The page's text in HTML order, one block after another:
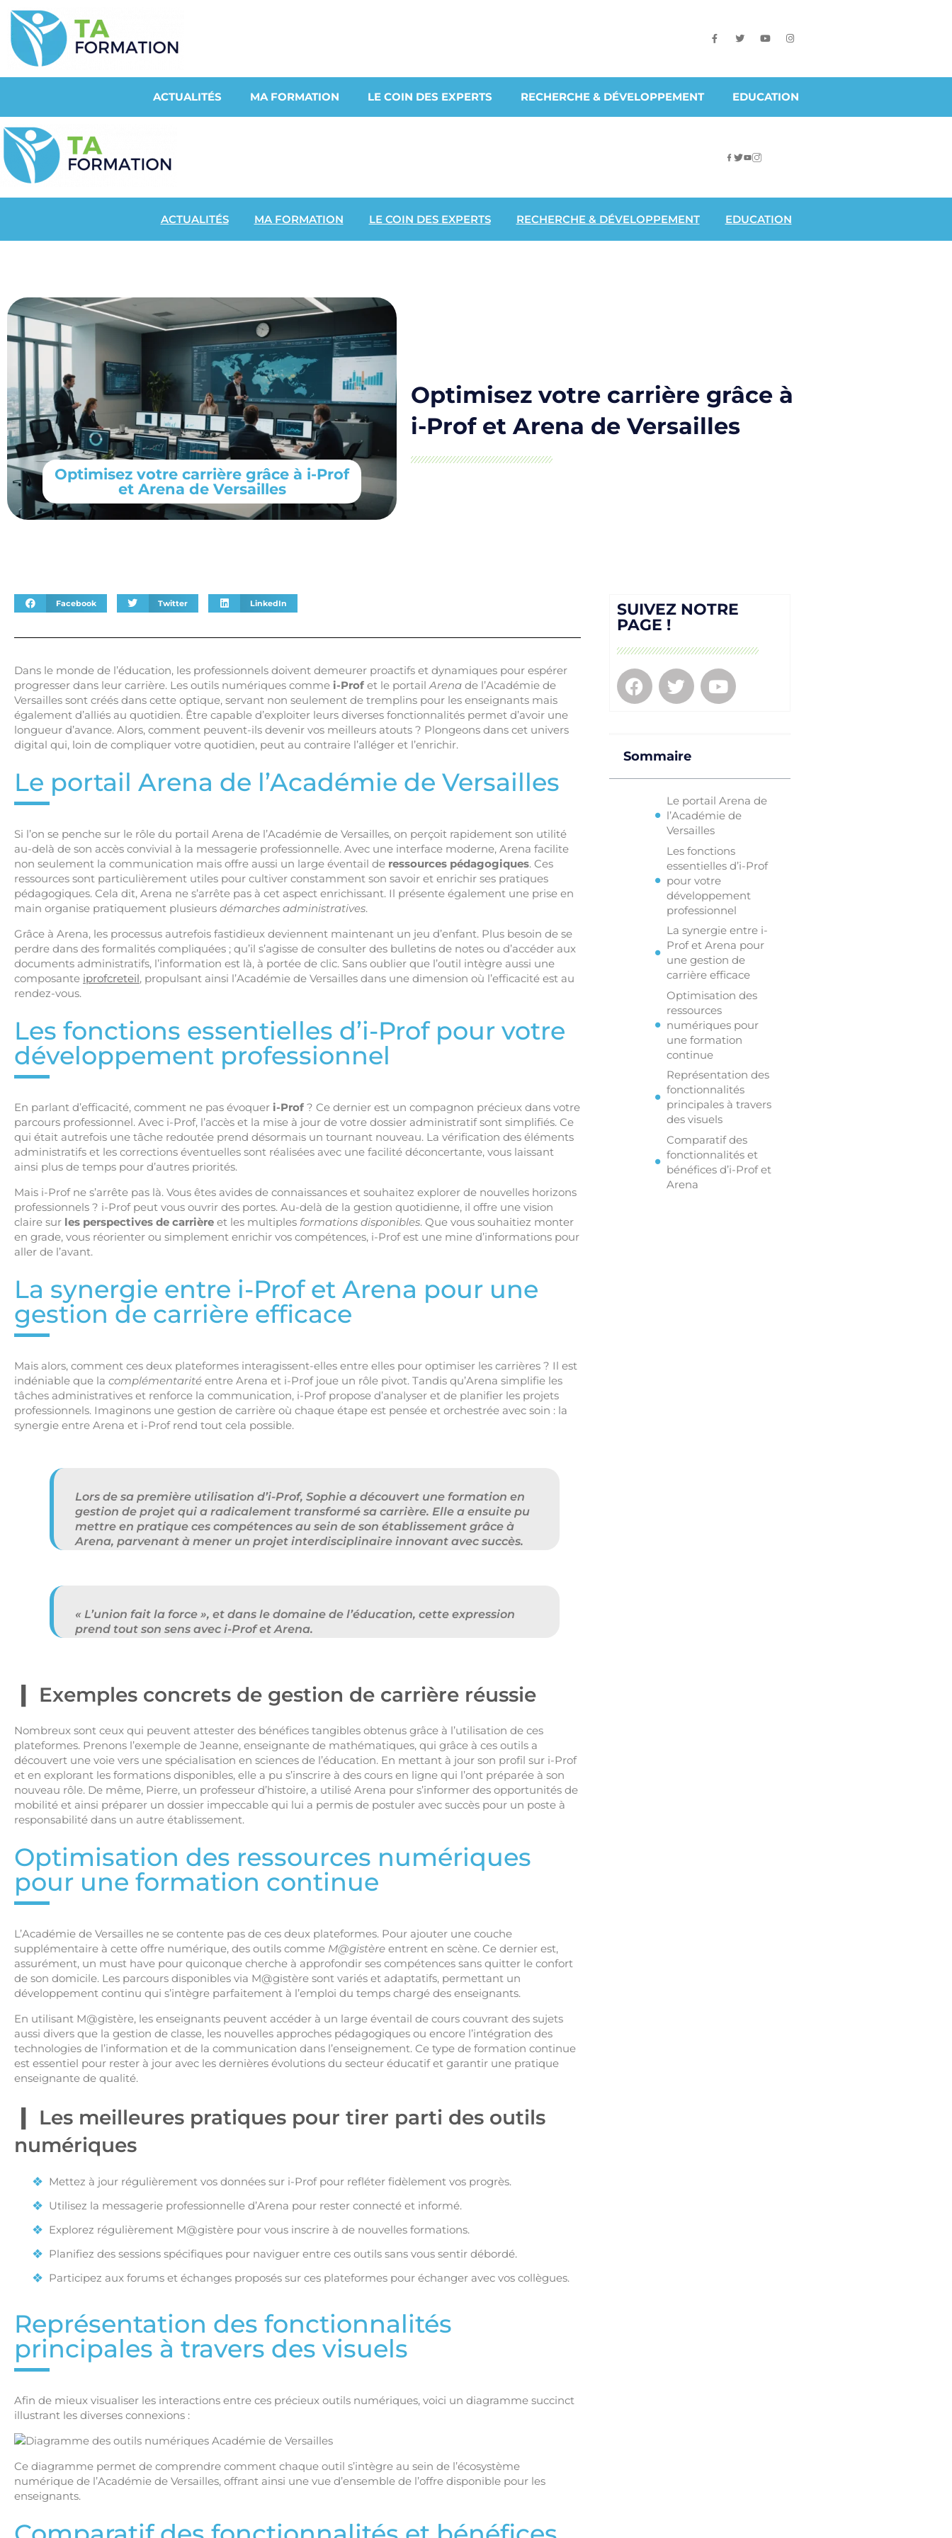
ACTUALITÉS MA FORMATION LE COIN DES EXPERTS RECHERCHE & DÉVELOPPEMENT EDUCATION
ACTUALITÉS MA FORMATION LE COIN DES EXPERTS RECHERCHE & DÉVELOPPEMENT EDUCATION
Optimisez votre carrière grâce à i-Prof
et Arena de Versailles
Optimisez votre carrière grâce à
i-Prof et Arena de Versailles
Facebook Twitter LinkedIn
Dans le monde de l’éducation, les professionnels doivent demeurer proactifs et dynamiques pour espérer
progresser dans leur carrière. Les outils numériques comme i-Prof et le portailArena de l’Académie de
Versailles sont créés dans cette optique, servant non seulement de tremplins pour les enseignants mais
également d’alliés au quotidien. Être capable d’exploiter leurs diverses fonctionnalités permet d’avoir une
longueur d’avance. Alors, comment peuvent-ils devenir vos meilleurs atouts ? Plongeons dans cet univers
digital qui, loin de compliquer votre quotidien, peut au contraire l’alléger et l’enrichir.
Le portail Arena de l’Académie de Versailles
Si l’on se penche sur le rôle du portail Arena de l’Académie de Versailles, on perçoit rapidement son utilité
au-delà de son accès convivial à la messagerie professionnelle. Avec une interface moderne, Arena facilite
non seulement la communication mais offre aussi un large éventail de ressources pédagogiques. Ces
ressources sont particulièrement utiles pour cultiver constamment son savoir et enrichir ses pratiques
pédagogiques. Cela dit, Arena ne s’arrête pas à cet aspect enrichissant. Il présente également une prise en
main organise pratiquement plusieurs démarches administratives.
Grâce à Arena, les processus autrefois fastidieux deviennent maintenant un jeu d’enfant. Plus besoin de se
perdre dans des formalités compliquées ; qu’il s’agisse de consulter des bulletins de notes ou d’accéder aux
documents administratifs, l’information est là, à portée de clic. Sans oublier que l’outil intègre aussi une
composante iprofcreteil, propulsant ainsi l’Académie de Versailles dans une dimension où l’efficacité est au
rendez-vous.
Les fonctions essentielles d’i-Prof pour votre
développement professionnel
En parlant d’efficacité, comment ne pas évoquer i-Prof ? Ce dernier est un compagnon précieux dans votre
parcours professionnel. Avec i-Prof, l’accès et la mise à jour de votre dossier administratif sont simplifiés. Ce
qui était autrefois une tâche redoutée prend désormais un tournant nouveau. La vérification des éléments
administratifs et les corrections éventuelles sont réalisées avec une facilité déconcertante, vous laissant
ainsi plus de temps pour d’autres priorités.
Mais i-Prof ne s’arrête pas là. Vous êtes avides de connaissances et souhaitez explorer de nouvelles horizons
professionnels ? i-Prof peut vous ouvrir des portes. Au-delà de la gestion quotidienne, il offre une vision
claire sur les perspectives de carrière et les multiples formations disponibles. Que vous souhaitiez monter
en grade, vous réorienter ou simplement enrichir vos compétences, i-Prof est une mine d’informations pour
aller de l’avant.
La synergie entre i-Prof et Arena pour une
gestion de carrière efficace
Mais alors, comment ces deux plateformes interagissent-elles entre elles pour optimiser les carrières ? Il est
indéniable que la complémentarité entre Arena et i-Prof joue un rôle pivot. Tandis qu’Arena simplifie les
tâches administratives et renforce la communication, i-Prof propose d’analyser et de planifier les projets
professionnels. Imaginons une gestion de carrière où chaque étape est pensée et orchestrée avec soin : la
synergie entre Arena et i-Prof rend tout cela possible.
Lors de sa première utilisation d’i-Prof, Sophie a découvert une formation en
gestion de projet qui a radicalement transformé sa carrière. Elle a ensuite pu
mettre en pratique ces compétences au sein de son établissement grâce à
Arena, parvenant à mener un projet interdisciplinaire innovant avec succès.
« L’union fait la force », et dans le domaine de l’éducation, cette expression
prend tout son sens avec i-Prof et Arena.
Exemples concrets de gestion de carrière réussie
Nombreux sont ceux qui peuvent attester des bénéfices tangibles obtenus grâce à l’utilisation de ces
plateformes. Prenons l’exemple de Jeanne, enseignante de mathématiques, qui grâce à ces outils a
découvert une voie vers une spécialisation en sciences de l’éducation. En mettant à jour son profil sur i-Prof
et en explorant les formations disponibles, elle a pu s’inscrire à des cours en ligne qui l’ont préparée à son
nouveau rôle. De même, Pierre, un professeur d’histoire, a utilisé Arena pour s’informer des opportunités de
mobilité et ainsi préparer un dossier impeccable qui lui a permis de postuler avec succès pour un poste à
responsabilité dans un autre établissement.
Optimisation des ressources numériques
pour une formation continue
L’Académie de Versailles ne se contente pas de ces deux plateformes. Pour ajouter une couche
supplémentaire à cette offre numérique, des outils comme M@gistère entrent en scène. Ce dernier est,
assurément, un must have pour quiconque cherche à approfondir ses compétences sans quitter le confort
de son domicile. Les parcours disponibles via M@gistère sont variés et adaptatifs, permettant un
développement continu qui s’intègre parfaitement à l’emploi du temps chargé des enseignants.
En utilisant M@gistère, les enseignants peuvent accéder à un large éventail de cours couvrant des sujets
aussi divers que la gestion de classe, les nouvelles approches pédagogiques ou encore l’intégration des
technologies de l’information et de la communication dans l’enseignement. Ce type de formation continue
est essentiel pour rester à jour avec les dernières évolutions du secteur éducatif et garantir une pratique
enseignante de qualité.
Les meilleures pratiques pour tirer parti des outils
numériques
Mettez à jour régulièrement vos données sur i-Prof pour refléter fidèlement vos progrès.
Utilisez la messagerie professionnelle d’Arena pour rester connecté et informé.
Explorez régulièrement M@gistère pour vous inscrire à de nouvelles formations.
Planifiez des sessions spécifiques pour naviguer entre ces outils sans vous sentir débordé.
Participez aux forums et échanges proposés sur ces plateformes pour échanger avec vos collègues.
Représentation des fonctionnalités
principales à travers des visuels
Afin de mieux visualiser les interactions entre ces précieux outils numériques, voici un diagramme succinct
illustrant les diverses connexions :
Ce diagramme permet de comprendre comment chaque outil s’intègre au sein de l’écosystème
numérique de l’Académie de Versailles, offrant ainsi une vue d’ensemble de l’offre disponible pour les
enseignants.
SUIVEZ NOTRE
PAGE !
Sommaire
Le portail Arena de
l’Académie de
Versailles
Les fonctions
essentielles d’i-Prof
pour votre
développement
professionnel
La synergie entre i-
Prof et Arena pour
une gestion de
carrière efficace
Optimisation des
ressources
numériques pour
une formation
continue
Représentation des
fonctionnalités
principales à travers
des visuels
Comparatif des
fonctionnalités et
bénéfices d’i-Prof et
Arena